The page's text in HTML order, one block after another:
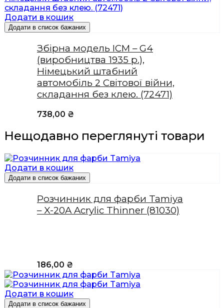
Додати в кошик
Додати в список бажаних
Збірна модель ICM – G4
(виробництва 1935 р.),
Німецький штабний
автомобіль 2 Світової війни,
складання без клею. (72471)
738,00 ₴
Нещодавно переглянуті товари
Додати в кошик
Додати в список бажаних
Розчинник для фарби Tamiya
– X-20A Acrylic Thinner (81030)
186,00 ₴
Додати в кошик
Додати в список бажаних